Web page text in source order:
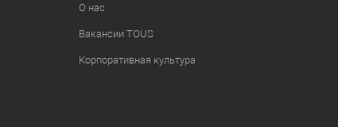
О нас
Вакансии TOUS
Корпоративная культура